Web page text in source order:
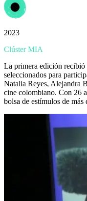
2023
Clúster MIA
La primera edición recibió
seleccionados para
Natalia Reyes, Alejandra
cine colombiano. Con 26
bolsa de estímulos de